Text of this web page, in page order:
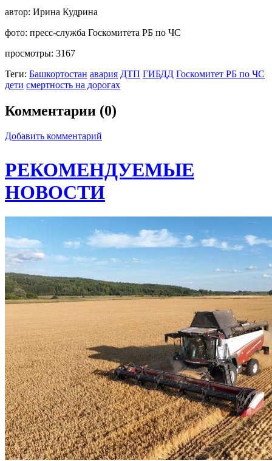
автор: Ирина Кудрина
фото: пресс-служба Госкомитета РБ по ЧС
просмотры: 3167
Теги: Башкортостан авария ДТП ГИБДД Госкомитет РБ по ЧС
дети смертность на дорогах
Комментарии (0)
Добавить комментарий
РЕКОМЕНДУЕМЫЕ
НОВОСТИ